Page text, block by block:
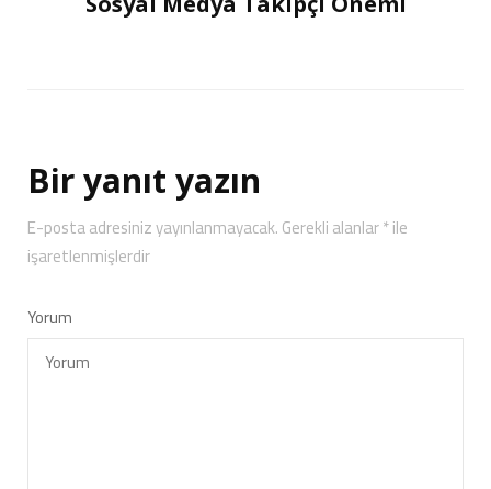
Bir yanıt yazın
E-posta adresiniz yayınlanmayacak.Gerekli alanlar*ile
işaretlenmişlerdir
Yorum